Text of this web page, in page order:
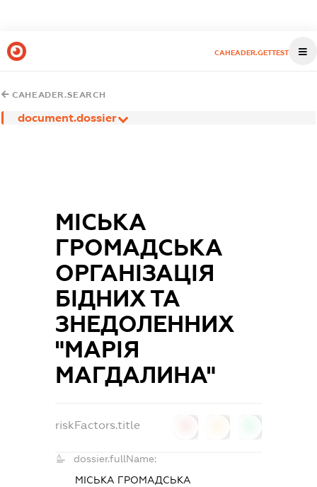
CAHEADER.GETTEST
CAHEADER.SEARCH
document.dossier
МІСЬКА
ГРОМАДСЬКА
ОРГАНІЗАЦІЯ
БІДНИХ ТА
ЗНЕДОЛЕННИХ
"МАРІЯ
МАГДАЛИНА"
riskFactors.title
dossier.fullName:
МІСЬКА ГРОМАДСЬКА